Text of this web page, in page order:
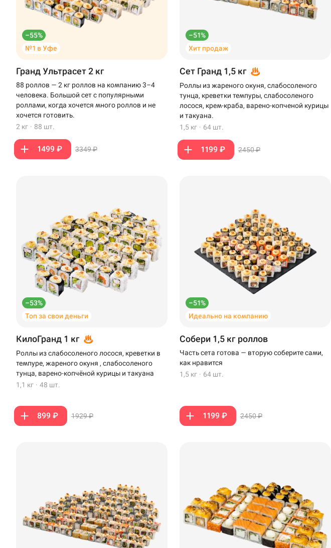
–55%
№1 в Уфе
Гранд Ультрасет 2 кг
88 роллов — 2 кг роллов на компанию 3–4
человека. Большой сет с популярными
роллами, когда хочется много роллов и не
хочется готовить.
2 кг · 88 шт.
1499 ₽ 3349 ₽
–51%
Хит продаж
Сет Гранд 1,5 кг
Роллы из жареного окуня, слабосоленого
тунца, креветки темпуры, слабосоленого
лосося, крем-краба, варено-копченой курицы
и такуана.
1,5 кг · 64 шт.
1199 ₽ 2450 ₽
–53%
Топ за свои деньги
КилоГранд 1 кг
Роллы из слабосоленого лосося, креветки в
темпуре, жареного окуня , слабосоленого
тунца, варено-копчёной курицы и такуана
1,1 кг · 48 шт.
899 ₽ 1929 ₽
–51%
Идеально на компанию
Собери 1,5 кг роллов
Часть сета готова — вторую соберите сами,
как нравится
1,5 кг · 64 шт.
1199 ₽ 2450 ₽